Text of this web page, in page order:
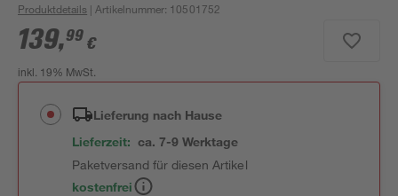
Produktdetails | Artikelnummer: 10501752
139,99 €
inkl. 19% MwSt.
Lieferung nach Hause
Lieferzeit: ca. 7-9 Werktage
Paketversand für diesen Artikel
kostenfrei